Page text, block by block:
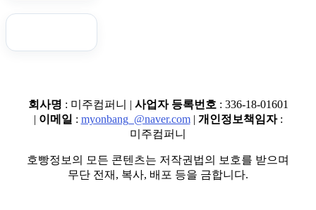
회사명 : 미주컴퍼니 | 사업자 등록번호 : 336-18-01601
| 이메일 : myonbang_@naver.com| 개인정보책임자:
미주컴퍼니
호빵정보의 모든 콘텐츠는 저작권법의 보호를 받으며
무단 전재, 복사, 배포 등을 금합니다.